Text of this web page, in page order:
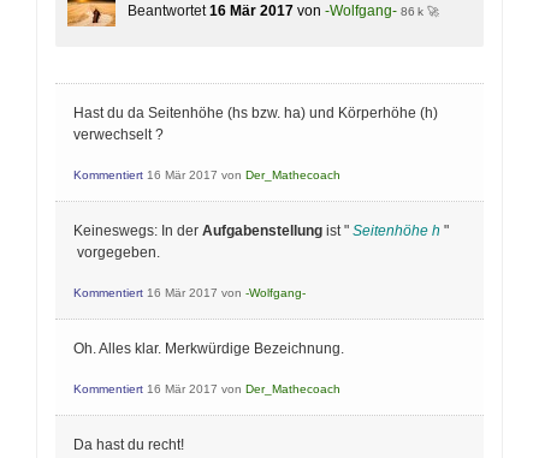
Beantwortet 16 Mär 2017 von -Wolfgang- 86 k 🚀
Hast du da Seitenhöhe (hs bzw. ha) und Körperhöhe (h)
verwechselt ?
Kommentiert 16 Mär 2017 von Der_Mathecoach
Keineswegs: In der Aufgabenstellung ist " Seitenhöhe h "
vorgegeben.
Kommentiert 16 Mär 2017 von -Wolfgang-
Oh. Alles klar. Merkwürdige Bezeichnung.
Kommentiert 16 Mär 2017 von Der_Mathecoach
Da hast du recht!